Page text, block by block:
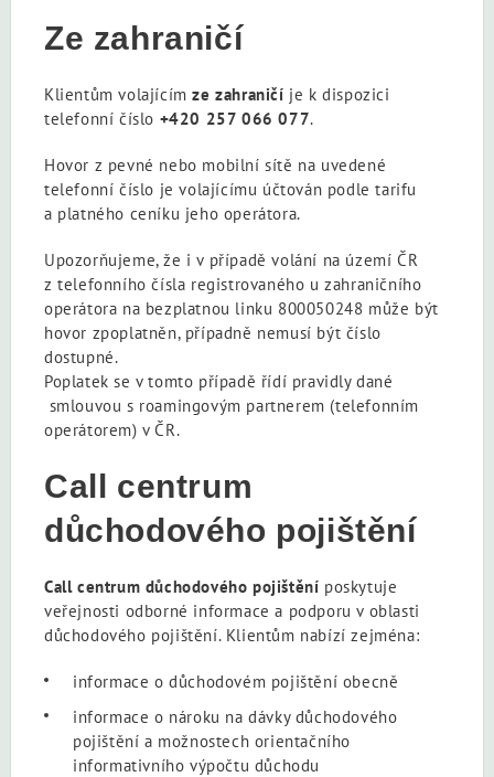
Ze zahraničí
Klientům volajícímze zahraničí je k dispozici
telefonní číslo +420 257 066 077.
Hovor z pevné nebo mobilní sítě na uvedené
telefonní číslo je volajícímu účtován podle tarifu
a platného ceníku jeho operátora.
Upozorňujeme, že i v případě volání na území ČR
z telefonního čísla registrovaného u zahraničního
operátora na bezplatnou linku 800050248 může být
hovor zpoplatněn, případně nemusí být číslo
dostupné.
Poplatek se v tomto případě řídí pravidly dané
smlouvou s roamingovým partnerem (telefonním
operátorem) v ČR.
Call centrum
důchodového pojištění
Call centrum důchodového pojištění poskytuje
veřejnosti odborné informace a podporu v oblasti
důchodového pojištění. Klientům nabízí zejména:
informace o důchodovém pojištění obecně
informace o nároku na dávky důchodového
pojištění a možnostech orientačního
informativního výpočtu důchodu